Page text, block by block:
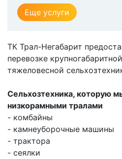
Еще услуги
ТК Трал-Негабарит
перевозке
тяжеловесной
Сельхозтехника, которую
низкорамными тралами
- комбайны
- камнеуборочные машины
- трактора
- сеялки